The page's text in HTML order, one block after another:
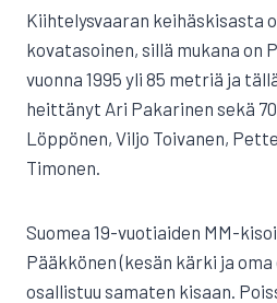
Kiihtelysvaaran keihäskisasta
kovatasoinen, sillä mukana on
vuonna 1995 yli 85 metriä ja
heittänyt Ari Pakarinen sekä
Löppönen, Viljo Toivanen,
Timonen.
Suomea 19-vuotiaiden MM-
Pääkkönen (kesän kärki ja oma
osallistuu samaten kisaan.